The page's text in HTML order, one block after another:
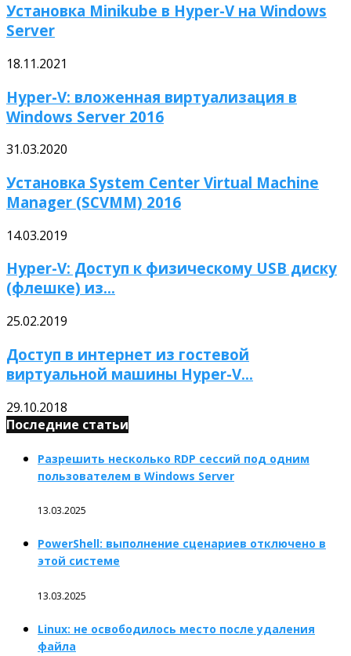
Установка Minikube в Hyper-V на Windows
Server
18.11.2021
Hyper-V: вложенная виртуализация в
Windows Server 2016
31.03.2020
Установка System Center Virtual Machine
Manager (SCVMM) 2016
14.03.2019
Hyper-V: Доступ к физическому USB диску
(флешке) из...
25.02.2019
Доступ в интернет из гостевой
виртуальной машины Hyper-V...
29.10.2018
Последние статьи
Разрешить несколько RDP сессий под одним
пользователем в Windows Server
13.03.2025
PowerShell: выполнение сценариев отключено в
этой системе
13.03.2025
Linux: не освободилось место после удаления
файла